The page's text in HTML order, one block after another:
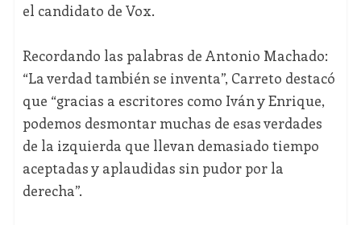
el candidato de Vox.
Recordando las palabras de Antonio Machado:
“La verdad también se inventa”, Carreto destacó
que “gracias a escritores como Iván y Enrique,
podemos desmontar muchas de esas verdades
de la izquierda que llevan demasiado tiempo
aceptadas y aplaudidas sin pudor por la
derecha”.